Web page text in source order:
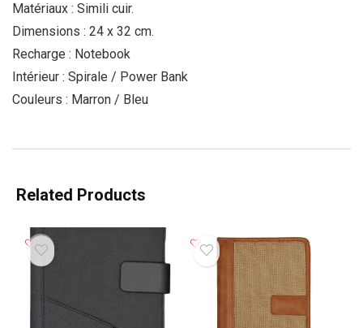
Matériaux : Simili cuir.
Dimensions : 24 x 32 cm.
Recharge : Notebook
Intérieur : Spirale / Power Bank
Couleurs : Marron / Bleu
Related Products